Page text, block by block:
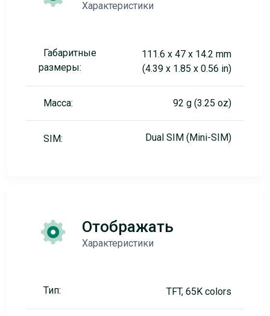
Характеристики
Габаритные
размеры:
111.6 x 47 x 14.2 mm
(4.39 x 1.85 x 0.56 in)
Масса: 92 g (3.25 oz)
SIM: Dual SIM (Mini-SIM)
Отображать
Характеристики
Тип: TFT, 65K colors